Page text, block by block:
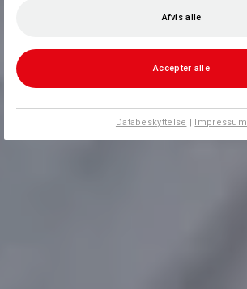
Afvis alle
Accepter alle
Databeskyttelse | Impressum